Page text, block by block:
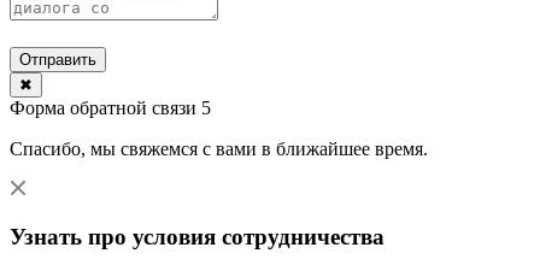
Отправить
✖
Форма обратной связи 5
Спасибо, мы свяжемся с вами в ближайшее время.
Узнать про условия сотрудничества